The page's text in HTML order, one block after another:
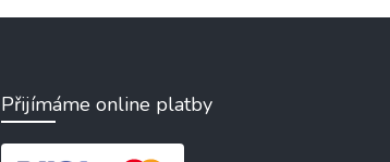
Přijímáme online platby